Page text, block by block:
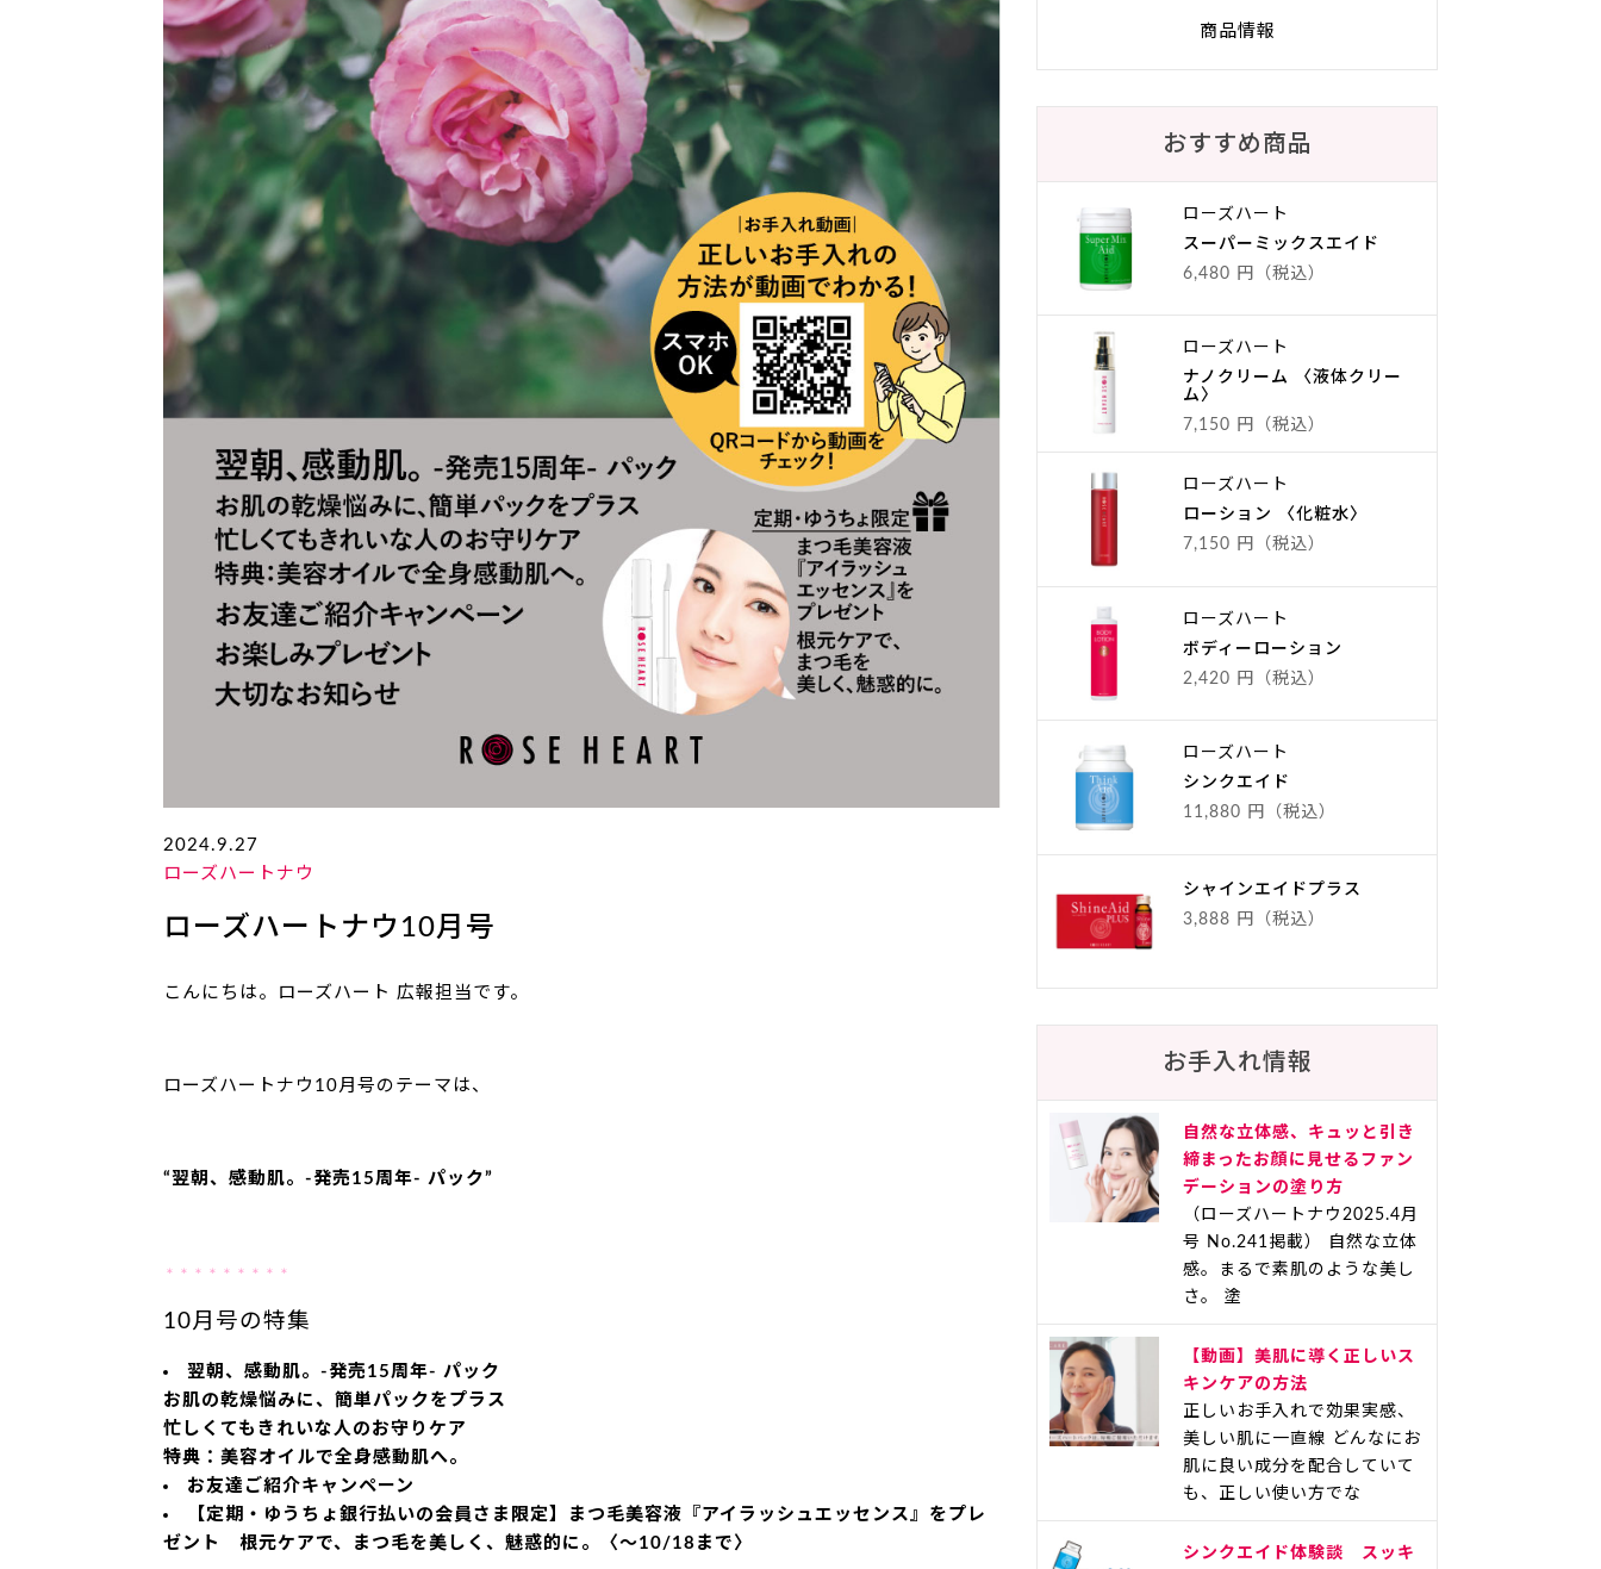
2024.9.27
ローズハートナウ
ローズハートナウ10月号
こんにちは。ローズハート 広報担当です。
ローズハートナウ10月号のテーマは、
“翌朝、感動肌。-発売15周年- パック”
＊＊＊＊＊＊＊＊＊
10月号の特集
翌朝、感動肌。-発売15周年- パック
お肌の乾燥悩みに、簡単パックをプラス
忙しくてもきれいな人のお守りケア
特典：美容オイルで全身感動肌へ。
お友達ご紹介キャンペーン
【定期・ゆうちょ銀行払いの会員さま限定】まつ毛美容液『アイラッシュエッセンス』をプレ
ゼント 根元ケアで、まつ毛を美しく、魅惑的に。〈～10/18まで〉
商品情報
おすすめ商品
ローズハート
スーパーミックスエイド
6,480 円（税込）
ローズハート
ナノクリーム 〈液体クリー
ム〉
7,150 円（税込）
ローズハート
ローション 〈化粧水〉
7,150 円（税込）
ローズハート
ボディーローション
2,420 円（税込）
ローズハート
シンクエイド
11,880 円（税込）
シャインエイドプラス
3,888 円（税込）
お手入れ情報
自然な立体感、キュッと引き
締まったお顔に見せるファン
デーションの塗り方
（ローズハートナウ2025.4月
号 No.241掲載） 自然な立体
感。まるで素肌のような美し
さ。 塗
【動画】美肌に導く正しいス
キンケアの方法
正しいお手入れで効果実感、
美しい肌に一直線 どんなにお
肌に良い成分を配合していて
も、正しい使い方でな
シンクエイド体験談 スッキ